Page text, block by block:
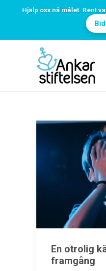
Hjälp oss nå målet. Rent
En otrolig
framgång